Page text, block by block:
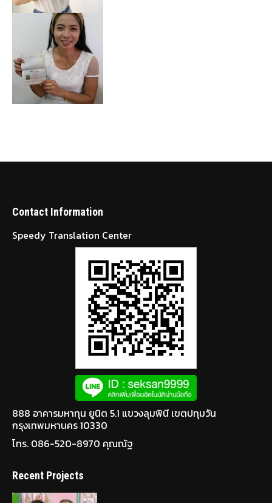
Contact Information
Speedy Translation Center
888 อาคารมหาทุน ยูนิต 5.1 แขวงลุมพินี เขตปทุมวัน
กรุงเทพมหานคร 10330
โทร. 086-520-8970 คุณณัฐ
Recent Projects